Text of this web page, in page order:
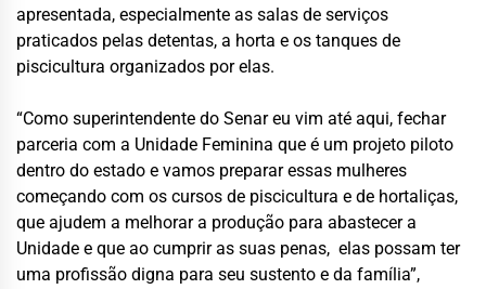
apresentada, especialmente as salas de serviços
praticados pelas detentas, a horta e os tanques de
piscicultura organizados por elas.
“Como superintendente do Senar eu vim até aqui, fechar
parceria com a Unidade Feminina que é um projeto piloto
dentro do estado e vamos preparar essas mulheres
começando com os cursos de piscicultura e de hortaliças,
que ajudem a melhorar a produção para abastecer a
Unidade e que ao cumprir as suas penas, elas possam ter
uma profissão digna para seu sustento e da família”,